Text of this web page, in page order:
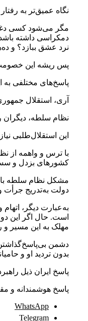
نگاه عمیق‌تر به
مگر می‌شود کسی
دمکراسی داشته
نرد عشق ببازد؟ و
پس ریشه این
پاسخ‌های مختلفی به
آری، استقلال
نظام سلطه،
این استقلال‌طلبی
با ترس و واهمه از
کشورهای بزدل و
مشکل نظام سلطه با
دولت به‌تدریج جرأت
به‌عبارت دیگر،
مهلک به این مسیر و
دشمن بی‌پاسخ‌گذاشتن
بدون تردید او و
پاسخ ایران ذیل
پاسخ هوشمندانه و
WhatsApp
Telegram